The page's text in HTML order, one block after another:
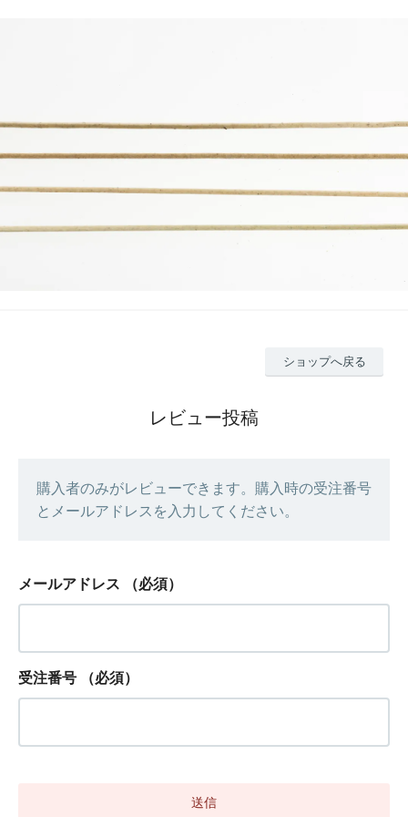
ショップへ戻る
レビュー投稿
購入者のみがレビューできます。購入時の受注番号
とメールアドレスを入力してください。
メールアドレス （必須）
受注番号 （必須）